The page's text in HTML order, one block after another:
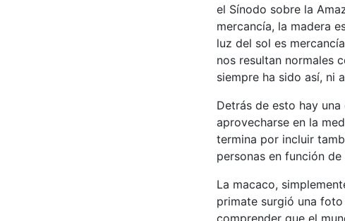
el Sínodo sobre la
mercancía, la madera
luz del sol es
nos resultan normales
siempre ha sido así, ni
Detrás de esto hay
aprovecharse en la
termina por incluir
personas en función
La macaco,
primate surgió una
comprender que el